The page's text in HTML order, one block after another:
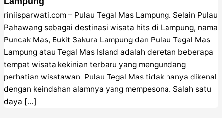
riniisparwati.com – Pulau Tegal Mas Lampung. Selain Pulau
Pahawang sebagai destinasi wisata hits di Lampung, nama
Puncak Mas, Bukit Sakura Lampung dan Pulau Tegal Mas
Lampung atau Tegal Mas Island adalah deretan beberapa
tempat wisata kekinian terbaru yang mengundang
perhatian wisatawan. Pulau Tegal Mas tidak hanya dikenal
dengan keindahan alamnya yang mempesona. Salah satu
daya […]